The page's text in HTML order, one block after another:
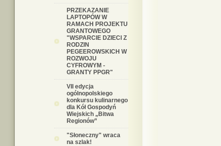
PRZEKAZANIE
LAPTOPÓW W
RAMACH PROJEKTU
GRANTOWEGO
"WSPARCIE DZIECI Z
RODZIN
PEGEEROWSKICH W
ROZWOJU
CYFROWYM -
GRANTY PPGR"
VII edycja
ogólnopolskiego
konkursu kulinarnego
dla Kół Gospodyń
Wiejskich „Bitwa
Regionów”
"Słoneczny" wraca
na szlak!